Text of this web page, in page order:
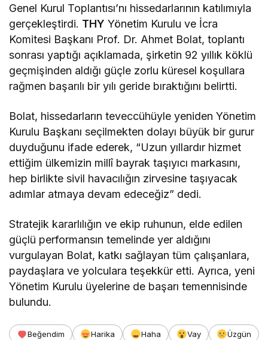
Genel Kurul Toplantısı’nı hissedarlarının katılımıyla
gerçekleştirdi. THY Yönetim Kurulu ve İcra
Komitesi Başkanı Prof. Dr. Ahmet Bolat, toplantı
sonrası yaptığı açıklamada, şirketin 92 yıllık köklü
geçmişinden aldığı güçle zorlu küresel koşullara
rağmen başarılı bir yılı geride bıraktığını belirtti.
Bolat, hissedarların teveccühüyle yeniden Yönetim
Kurulu Başkanı seçilmekten dolayı büyük bir gurur
duyduğunu ifade ederek, “Uzun yıllardır hizmet
ettiğim ülkemizin millî bayrak taşıyıcı markasını,
hep birlikte sivil havacılığın zirvesine taşıyacak
adımlar atmaya devam edeceğiz” dedi.
Stratejik kararlılığın ve ekip ruhunun, elde edilen
güçlü performansın temelinde yer aldığını
vurgulayan Bolat, katkı sağlayan tüm çalışanlara,
paydaşlara ve yolculara teşekkür etti. Ayrıca, yeni
Yönetim Kurulu üyelerine de başarı temennisinde
bulundu.
Beğendim Harika Haha Vay
Üzgün